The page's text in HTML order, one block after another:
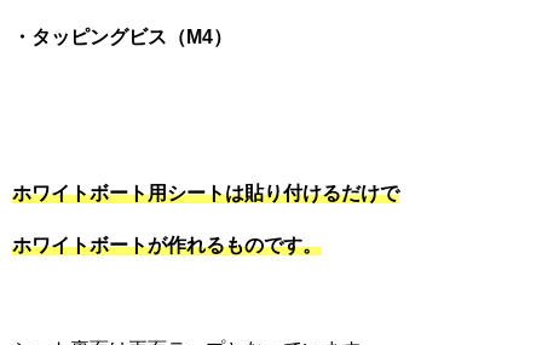
・タッピングビス（M4）
ホワイトボート用シートは貼り付けるだけで
ホワイトボートが作れるものです。